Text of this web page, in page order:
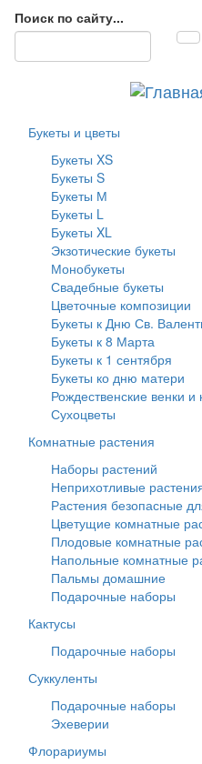
Поиск по сайту...
Букеты и цветы
Букеты XS
Букеты S
Букеты М
Букеты L
Букеты XL
Экзотические букеты
Монобукеты
Свадебные букеты
Цветочные композиции
Букеты к Дню Св.
Букеты к 8 Марта
Букеты к 1 сентября
Букеты ко дню матери
Рождественские венки и
Сухоцветы
Комнатные растения
Наборы растений
Неприхотливые
Растения безопасные
Цветущие комнатные
Плодовые комнатные
Напольные комнатные
Пальмы домашние
Подарочные наборы
Кактусы
Подарочные наборы
Суккуленты
Подарочные наборы
Эхеверии
Флорариумы